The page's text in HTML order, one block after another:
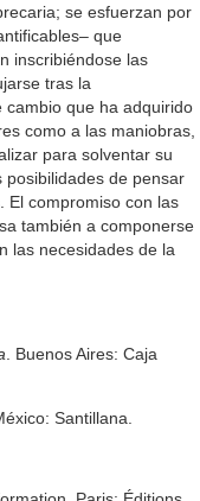
se esfuerzan por
que
inscribiéndose las
tras la
cambio que ha adquirido
como a las maniobras,
para solventar su
de pensar
El compromiso con las
también a componerse
las necesidades de la
. Buenos Aires: Caja
Santillana.